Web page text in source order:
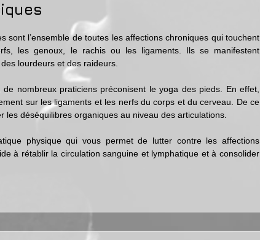
sont l’ensemble de toutes les affections chroniques qui touchent
les genoux, le rachis ou les ligaments. Ils se manifestent
lourdeurs et des raideurs.
nombreux praticiens préconisent le yoga des pieds. En effet,
sur les ligaments et les nerfs du corps et du cerveau. De ce
les déséquilibres organiques au niveau des articulations.
physique qui vous permet de lutter contre les affections
à rétablir la circulation sanguine et lymphatique et à consolider